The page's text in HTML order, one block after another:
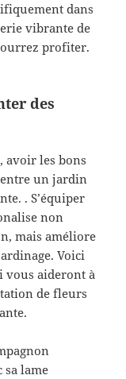
dans
vibrante de
profiter.
des
avoir les bons
un jardin
. S’équiper
non
mais améliore
Voici
vous aideront à
de fleurs
lame